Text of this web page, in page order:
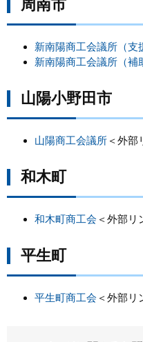
周南市
新南陽商工会議所（支
新南陽商工会議所（補
山陽小野田市
山陽商工会議所 ＜外部
和木町
和木町商工会 ＜外部リ
平生町
平生町商工会 ＜外部リ